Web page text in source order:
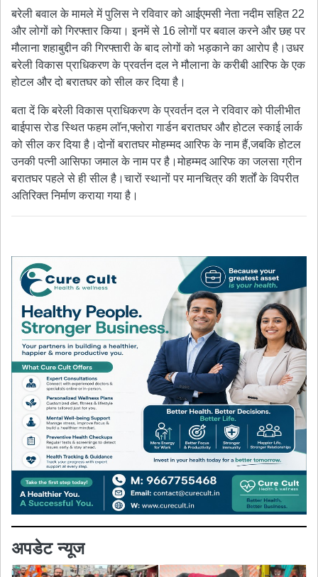
बरेली बवाल के मामले में पुलिस ने रविवार को आईएमसी नेता नदीम सहित 22
और लोगों को गिरफ्तार किया। इनमें से 16 लोगों पर बवाल करने और छह पर
मौलाना शहाबुद्दीन की गिरफ्तारी के बाद लोगों को भड़काने का आरोप है।उधर
बरेली विकास प्राधिकरण के प्रवर्तन दल ने मौलाना के करीबी आरिफ के एक
होटल और दो बरातघर को सील कर दिया है।
बता दें कि बरेली विकास प्राधिकरण के प्रवर्तन दल ने रविवार को पीलीभीत
बाईपास रोड स्थित फहम लाॅन,फ्लोरा गार्डन बरातघर और होटल स्काई लार्क
को सील कर दिया है।दोनों बरातघर मोहम्मद आरिफ के नाम हैं,जबकि होटल
उनकी पत्नी आसिफा जमाल के नाम पर है।मोहम्मद आरिफ का जलसा ग्रीन
बरातघर पहले से ही सील है।चारों स्थानों पर मानचित्र की शर्तों के विपरीत
अतिरिक्त निर्माण कराया गया है।
अपडेट न्यूज